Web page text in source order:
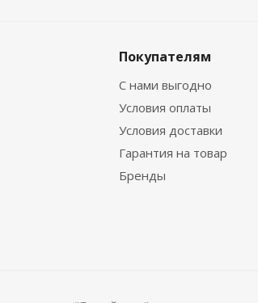
Покупателям
С нами выгодно
Условия оплаты
Условия доставки
Гарантия на товар
Бренды